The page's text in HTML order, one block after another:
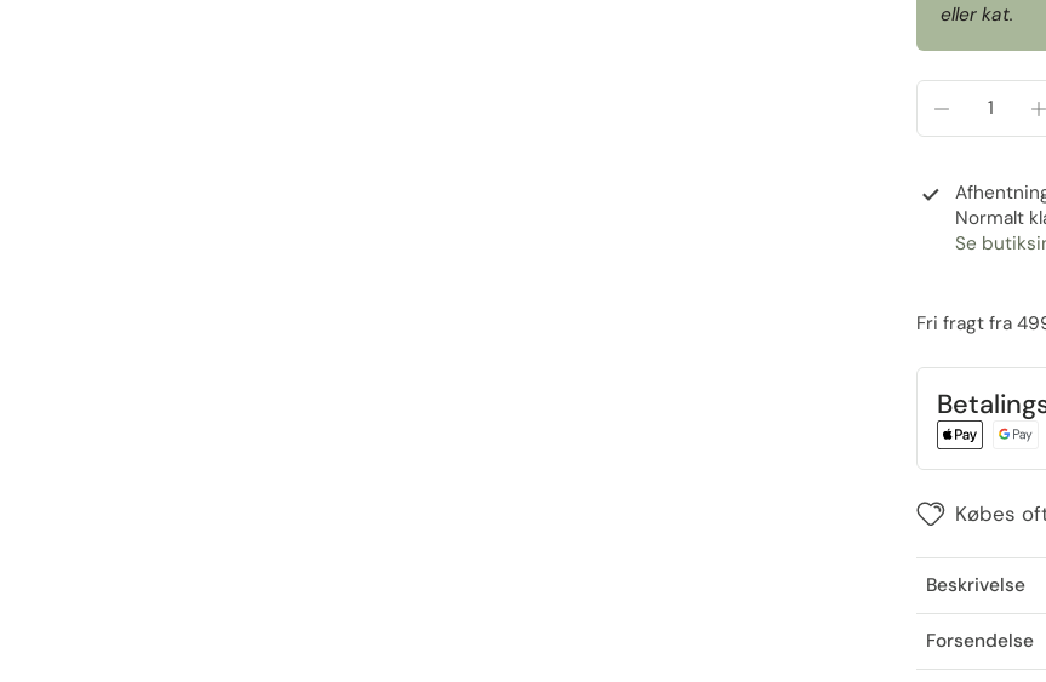
eller kat.
Normalt
Se
Fri fragt fra
Købes
Beskrivelse
Forsendelse